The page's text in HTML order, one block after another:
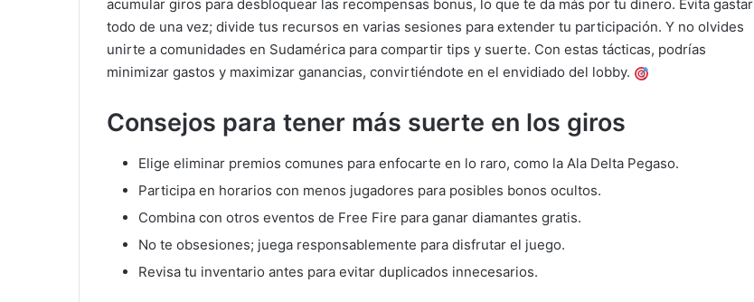
acumular giros para desbloquear las recompensas bonus, lo que te da más por tu dinero. Evita gastar
todo de una vez; divide tus recursos en varias sesiones para extender tu participación. Y no olvides
unirte a comunidades en Sudamérica para compartir tips y suerte. Con estas tácticas, podrías
minimizar gastos y maximizar ganancias, convirtiéndote en el envidiado del lobby.
Consejos para tener más suerte en los giros
Elige eliminar premios comunes para enfocarte en lo raro, como la Ala Delta Pegaso.
Participa en horarios con menos jugadores para posibles bonos ocultos.
Combina con otros eventos de Free Fire para ganar diamantes gratis.
No te obsesiones; juega responsablemente para disfrutar el juego.
Revisa tu inventario antes para evitar duplicados innecesarios.